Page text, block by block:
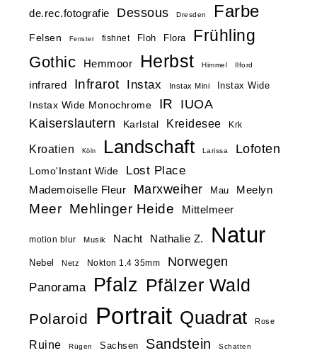
de.rec.fotografie Dessous Dresden Farbe
Felsen Fenster fishnet Floh Flora Frühling
Gothic Hemmoor Herbst Himmel Ilford
infrared Infrarot Instax Instax Mini
Instax Wide
Instax Wide Monochrome
IR
IUOA
Kaiserslautern
Karlstal Kreidesee Krk
Kroatien Köln Landschaft Larissa Lofoten
Lomo'Instant Wide Lost Place
Mademoiselle Fleur Marxweiher Mau Meelyn
Meer Mehlinger Heide Mittelmeer
motion blur Musik Nacht Nathalie Z. Natur
Nebel Netz Nokton 1.4 35mm Norwegen
Panorama Pfalz Pfälzer Wald
Polaroid Portrait Quadrat Rose
Ruine Rügen Sachsen Sandstein Schatten